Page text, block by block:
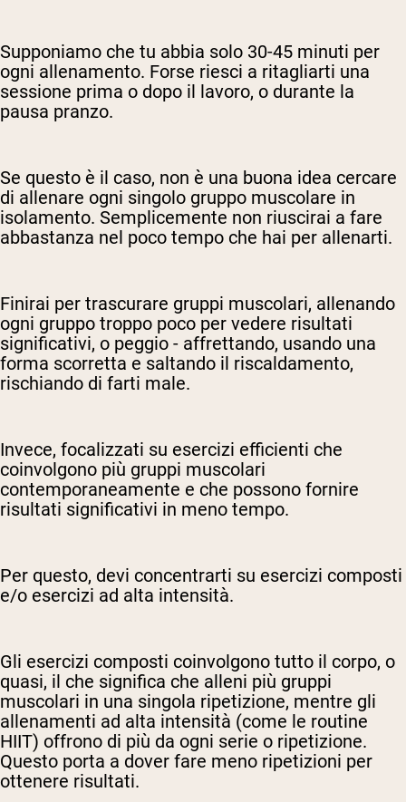
Supponiamo che tu abbia solo 30-45 minuti per
ogni allenamento. Forse riesci a ritagliarti una
sessione prima o dopo il lavoro, o durante la
pausa pranzo.
Se questo è il caso, non è una buona idea cercare
di allenare ogni singolo gruppo muscolare in
isolamento. Semplicemente non riuscirai a fare
abbastanza nel poco tempo che hai per allenarti.
Finirai per trascurare gruppi muscolari, allenando
ogni gruppo troppo poco per vedere risultati
significativi, o peggio - affrettando, usando una
forma scorretta e saltando il riscaldamento,
rischiando di farti male.
Invece, focalizzati su esercizi efficienti che
coinvolgono più gruppi muscolari
contemporaneamente e che possono fornire
risultati significativi in meno tempo.
Per questo, devi concentrarti su esercizi composti
e/o esercizi ad alta intensità.
Gli esercizi composti coinvolgono tutto il corpo, o
quasi, il che significa che alleni più gruppi
muscolari in una singola ripetizione, mentre gli
allenamenti ad alta intensità (come le routine
HIIT) offrono di più da ogni serie o ripetizione.
Questo porta a dover fare meno ripetizioni per
ottenere risultati.